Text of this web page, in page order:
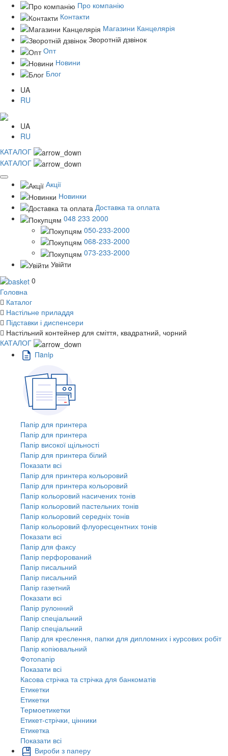
Про компанію
Контакти
Магазини Канцелярія
Зворотній дзвінок
Опт
Новини
Блог
UA
RU
UA
RU
КАТАЛОГ
КАТАЛОГ
Акції
Новинки
Доставка та оплата
048 233 2000
050-233-2000
068-233-2000
073-233-2000
Увійти
0
Головна
Каталог
Настільне приладдя
Підставки і диспенсери
Настільний контейнер для сміття, квадратний, чорний
КАТАЛОГ
Пaпiр
Папір для принтера
Папір для принтера
Папір високої щільності
Папір для принтера білий
Показати всі
Папір для принтера кольоровий
Папір для принтера кольоровий
Папір кольоровий насичених тонів
Папір кольоровий пастельних тонів
Папір кольоровий середніх тонів
Папір кольоровий флуоресцентних тонів
Показати всі
Папір для факсу
Папір перфорований
Папір писальний
Папір писальний
Папір газетний
Показати всі
Папір рулонний
Папір спеціальний
Папір спеціальний
Папір для креслення, папки для дипломних і курсових робіт
Папір копіювальний
Фотопапір
Показати всі
Касова стрічка та стрічка для банкоматів
Етикетки
Етикетки
Термоетикетки
Етикет-стрічки, цінники
Етикетка
Показати всі
Вироби з паперу